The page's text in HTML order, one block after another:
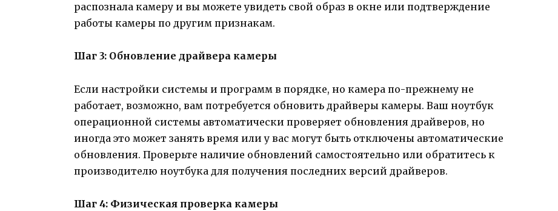
распознала камеру и вы можете увидеть свой образ в окне или подтверждение
работы камеры по другим признакам.
Шаг 3: Обновление драйвера камеры
Если настройки системы и программ в порядке, но камера по-прежнему не
работает, возможно, вам потребуется обновить драйверы камеры. Ваш ноутбук
операционной системы автоматически проверяет обновления драйверов, но
иногда это может занять время или у вас могут быть отключены автоматические
обновления. Проверьте наличие обновлений самостоятельно или обратитесь к
производителю ноутбука для получения последних версий драйверов.
Шаг 4: Физическая проверка камеры